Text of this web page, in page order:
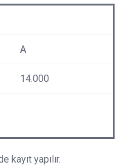
A
14.000
kayıt yapılır.